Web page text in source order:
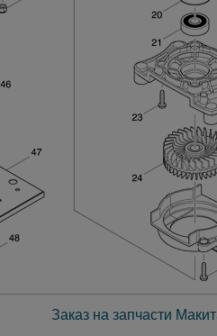
Заказ на запчасти